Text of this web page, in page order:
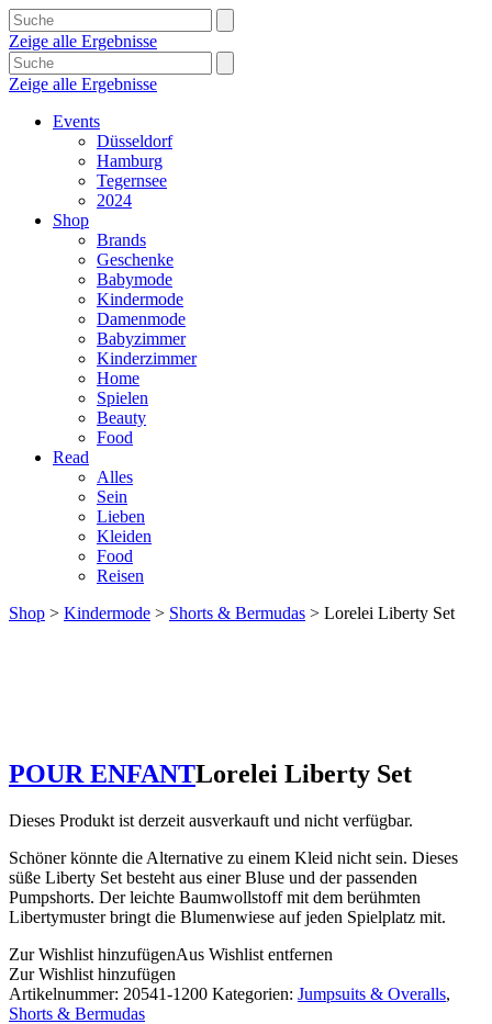
Zeige alle Ergebnisse
Zeige alle Ergebnisse
Events
Düsseldorf
Hamburg
Tegernsee
2024
Shop
Brands
Geschenke
Babymode
Kindermode
Damenmode
Babyzimmer
Kinderzimmer
Home
Spielen
Beauty
Food
Read
Alles
Sein
Lieben
Kleiden
Food
Reisen
Shop > Kindermode > Shorts & Bermudas > Lorelei Liberty Set
POUR ENFANTLorelei Liberty Set
Dieses Produkt ist derzeit ausverkauft und nicht verfügbar.
Schöner könnte die Alternative zu einem Kleid nicht sein. Dieses
süße Liberty Set besteht aus einer Bluse und der passenden
Pumpshorts. Der leichte Baumwollstoff mit dem berühmten
Libertymuster bringt die Blumenwiese auf jeden Spielplatz mit.
Zur Wishlist hinzufügenAus Wishlist entfernen
Zur Wishlist hinzufügen
Artikelnummer: 20541-1200 Kategorien: Jumpsuits & Overalls,
Shorts & Bermudas